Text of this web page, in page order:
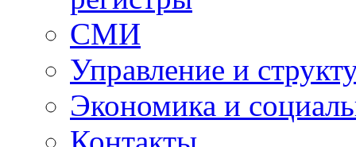
СМИ
Управление и
Экономика и